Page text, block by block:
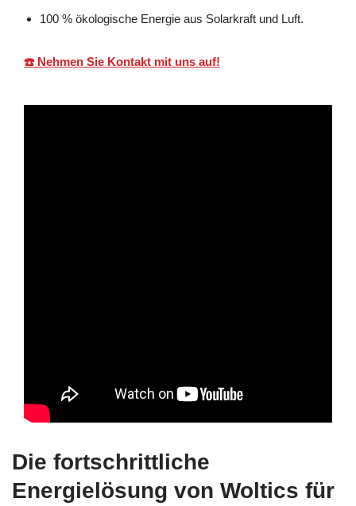
100 % ökologische Energie aus Solarkraft und Luft.
☎️ Nehmen Sie Kontakt mit uns auf!
Die fortschrittliche
Energielösung von Woltics für